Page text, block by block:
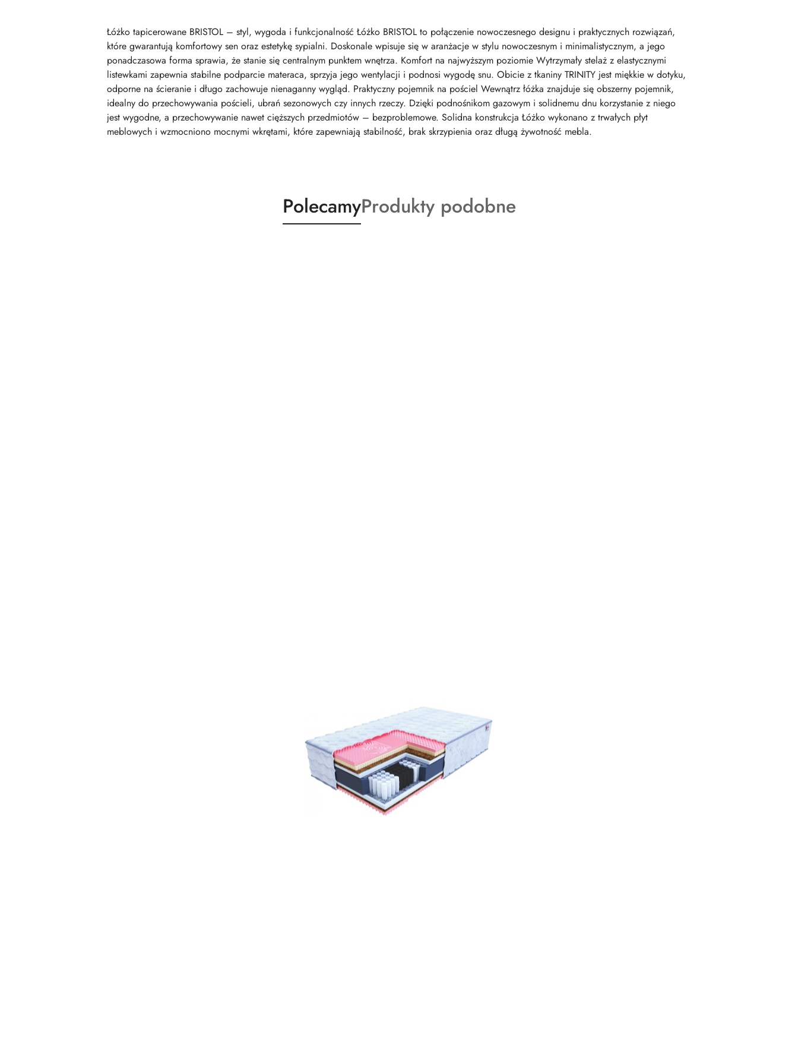
Łóżko tapicerowane BRISTOL – styl, wygoda i funkcjonalność Łóżko BRISTOL to połączenie nowoczesnego designu i praktycznych rozwiązań,
które gwarantują komfortowy sen oraz estetykę sypialni. Doskonale wpisuje się w aranżacje w stylu nowoczesnym i minimalistycznym, a jego
ponadczasowa forma sprawia, że stanie się centralnym punktem wnętrza. Komfort na najwyższym poziomie Wytrzymały stelaż z elastycznymi
listewkami zapewnia stabilne podparcie materaca, sprzyja jego wentylacji i podnosi wygodę snu. Obicie z tkaniny TRINITY jest miękkie w dotyku,
odporne na ścieranie i długo zachowuje nienaganny wygląd. Praktyczny pojemnik na pościel Wewnątrz łóżka znajduje się obszerny pojemnik,
idealny do przechowywania pościeli, ubrań sezonowych czy innych rzeczy. Dzięki podnośnikom gazowym i solidnemu dnu korzystanie z niego
jest wygodne, a przechowywanie nawet cięższych przedmiotów – bezproblemowe. Solidna konstrukcja Łóżko wykonano z trwałych płyt
meblowych i wzmocniono mocnymi wkrętami, które zapewniają stabilność, brak skrzypienia oraz długą żywotność mebla.
Produkty
o
PolecamyProdukty
o
Produkty podobne